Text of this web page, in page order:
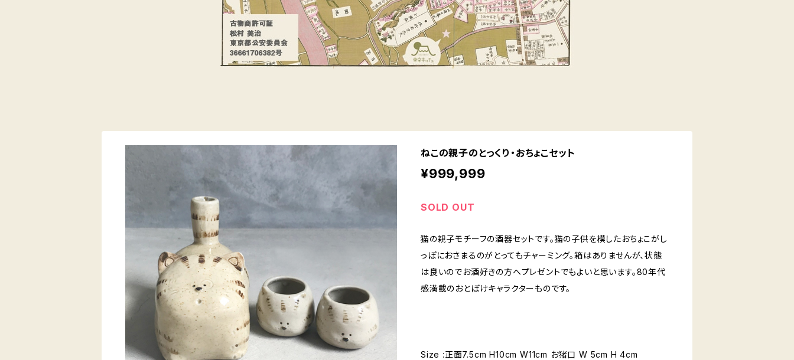
ねこの親子のとっくり・おちょこセット
¥999,999
SOLD OUT
猫の親子モチーフの酒器セットです。猫の子供を模したおちょこがし
っぽにおさまるのがとってもチャーミング。箱はありませんが、状態
は良いのでお酒好きの方へプレゼントでもよいと思います。80年代
感満載のおとぼけキャラクターものです。
Size :正面7.5cm H10cm W11cm お猪口 W 5cm H 4cm